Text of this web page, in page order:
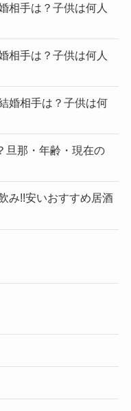
相手は？子供は何人
相手は？子供は何人
婚相手は？子供は何
旦那・年齢・現在の
み!!安いおすすめ居酒